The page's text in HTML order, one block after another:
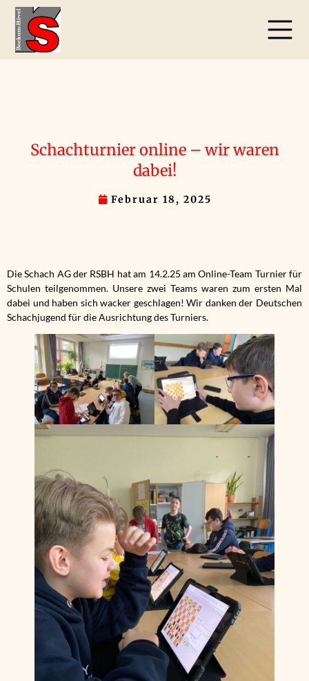
Schachturnier online – wir waren
dabei!
Februar 18, 2025
Die Schach AG der RSBH hat am 14.2.25 am Online-Team Turnier für
Schulen teilgenommen. Unsere zwei Teams waren zum ersten Mal
dabei und haben sich wacker geschlagen! Wir danken der Deutschen
Schachjugend für die Ausrichtung des Turniers.